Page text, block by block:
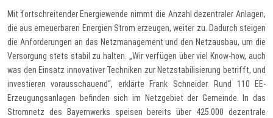
Mit fortschreitender Energiewende nimmt die Anzahl dezentraler Anlagen,
die aus erneuerbaren Energien Strom erzeugen, weiter zu. Dadurch steigen
die Anforderungen an das Netzmanagement und den Netzausbau, um die
Versorgung stets stabil zu halten. „Wir verfügen über viel Know-how, auch
was den Einsatz innovativer Techniken zur Netzstabilisierung betrifft, und
investieren vorausschauend“, erklärte Frank Schneider. Rund 110 EE-
Erzeugungsanlagen befinden sich im Netzgebiet der Gemeinde. In das
Stromnetz des Bayernwerks speisen bereits über 425.000 dezentrale